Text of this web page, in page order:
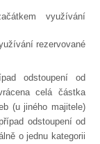
využívání
rezervované
odstoupení od
celá částka
(u jiného majitele)
odstoupení od
o jednu kategorii